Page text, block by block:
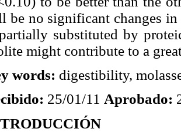
be no significant changes
substituted by
might contribute to a
words: digestibility,
25/01/11 Aprobado: